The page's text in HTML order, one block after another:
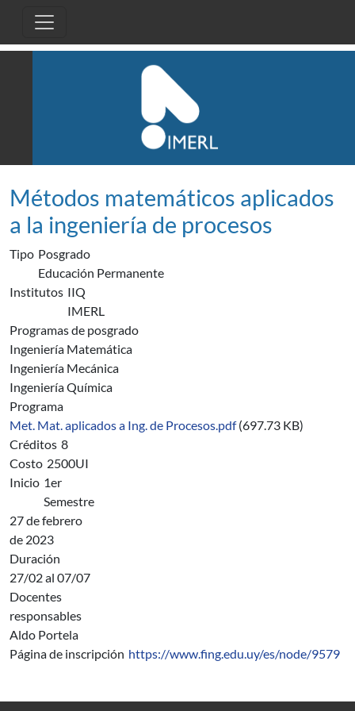
Métodos matemáticos aplicados
a la ingeniería de procesos
Tipo Posgrado
Educación Permanente
Institutos IIQ
IMERL
Programas de posgrado
Ingeniería Matemática
Ingeniería Mecánica
Ingeniería Química
Programa
Met. Mat. aplicados a Ing. de Procesos.pdf (697.73 KB)
Créditos 8
Costo 2500UI
Inicio 1er
Semestre
27 de febrero
de 2023
Duración
27/02 al 07/07
Docentes
responsables
Aldo Portela
Página de inscripción https://www.fing.edu.uy/es/node/9579